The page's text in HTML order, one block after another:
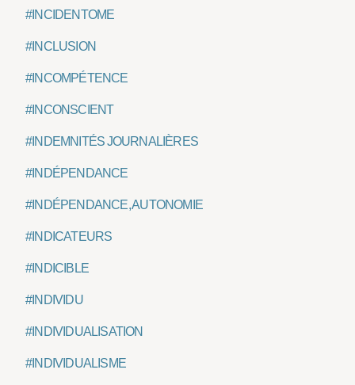
#INCIDENTOME
#INCLUSION
#INCOMPÉTENCE
#INCONSCIENT
#INDEMNITÉS JOURNALIÈRES
#INDÉPENDANCE
#INDÉPENDANCE, AUTONOMIE
#INDICATEURS
#INDICIBLE
#INDIVIDU
#INDIVIDUALISATION
#INDIVIDUALISME